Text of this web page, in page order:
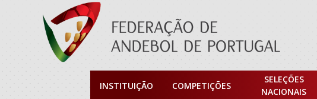
INSTITUIÇÃO COMPETIÇÕES
SELEÇÕES
NACIONAIS